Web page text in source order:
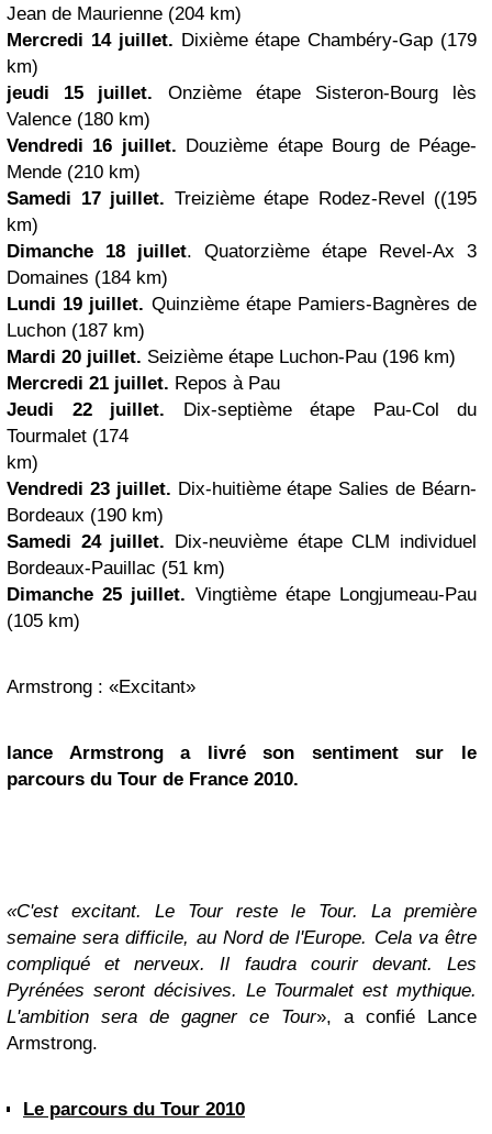
Jean de Maurienne (204 km)
Mercredi 14 juillet. Dixième étape Chambéry-Gap (179
km)
jeudi 15 juillet. Onzième étape Sisteron-Bourg lès
Valence (180 km)
Vendredi 16 juillet. Douzième étape Bourg de Péage-
Mende (210 km)
Samedi 17 juillet. Treizième étape Rodez-Revel ((195
km)
Dimanche 18 juillet. Quatorzième étape Revel-Ax 3
Domaines (184 km)
Lundi 19 juillet. Quinzième étape Pamiers-Bagnères de
Luchon (187 km)
Mardi 20 juillet. Seizième étape Luchon-Pau (196 km)
Mercredi 21 juillet. Repos à Pau
Jeudi 22 juillet. Dix-septième étape Pau-Col du
Tourmalet (174
km)
Vendredi 23 juillet. Dix-huitième étape Salies de Béarn-
Bordeaux (190 km)
Samedi 24 juillet. Dix-neuvième étape CLM individuel
Bordeaux-Pauillac (51 km)
Dimanche 25 juillet. Vingtième étape Longjumeau-Pau
(105 km)
Armstrong : «Excitant»
lance Armstronga livré son sentiment sur le
parcours du Tour de France 2010.
«C'est excitant. Le Tour reste le Tour. La première
semaine sera difficile, au Nord de l'Europe. Cela va être
compliqué et nerveux. Il faudra courir devant. Les
Pyrénées seront décisives. Le Tourmalet est mythique.
L'ambition sera de gagner ce Tour», a confié Lance
Armstrong.
Le parcours du Tour 2010